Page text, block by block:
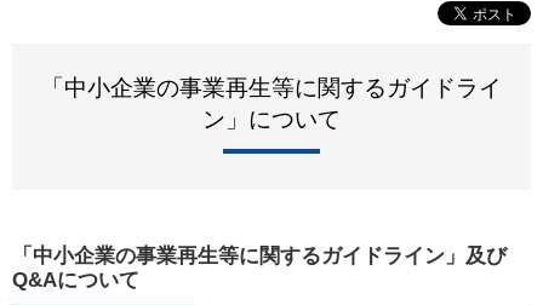
「中小企業の事業再生等に関するガイドライ
ン」について
「中小企業の事業再生等に関するガイドライン」及び
Q&Aについて